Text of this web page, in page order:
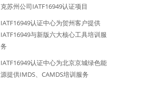
克苏州公司IATF16949认证项目
IATF16949认证中心为贺州客户提供
IATF16949与新版六大核心工具培训服
务
IATF16949认证中心为北京京城绿色能
源提供IMDS、CAMDS培训服务